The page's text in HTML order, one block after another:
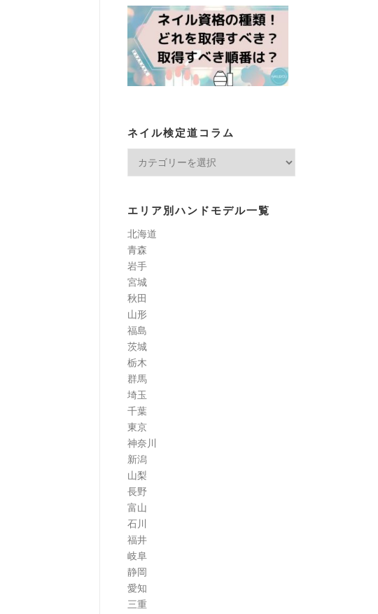
ネイル検定道コラム
道
コ
ラ
ム
エリア別ハンドモデル一覧
北海道
青森
岩手
宮城
秋田
山形
福島
茨城
栃木
群馬
埼玉
千葉
東京
神奈川
新潟
山梨
長野
富山
石川
福井
岐阜
静岡
愛知
三重